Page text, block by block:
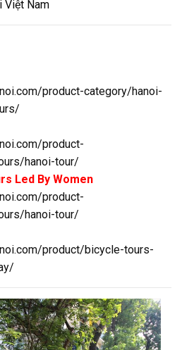
Việt Nam
product-category/hanoi-
product-
hanoi-tour/
Led By Women
product-
hanoi-tour/
product/bicycle-tours-